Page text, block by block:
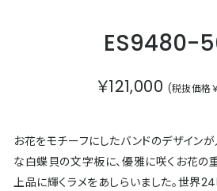
ES9480-
￥121,000 (税抜価格
お花をモチーフにしたバンドのデザイン
な白蝶貝の文字板に、優雅に咲くお花の
上品に輝くラメをあしらいました。世界